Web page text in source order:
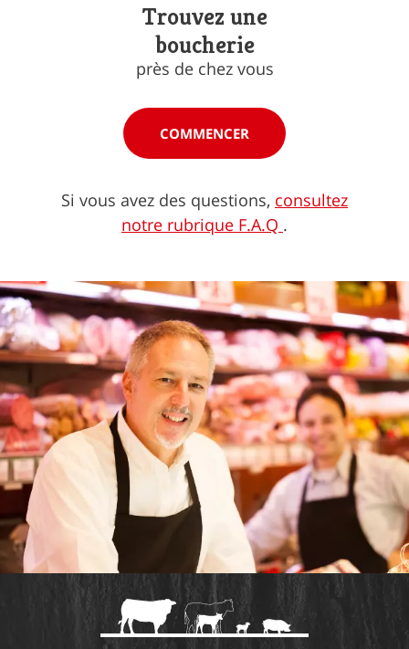
Trouvez une
boucherie
près de chez vous
COMMENCER
Si vous avez des questions, consultez
notre rubrique F.A.Q .